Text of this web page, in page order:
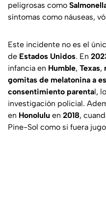
peligrosas como
síntomas como náuseas,
Este incidente no es el
de Estados Unidos. En
infancia en Humble, Texas,
gomitas de melatonina a
consentimiento parental,
investigación policial.
en Honolulu en 2018,
Pine-Sol como si fuera